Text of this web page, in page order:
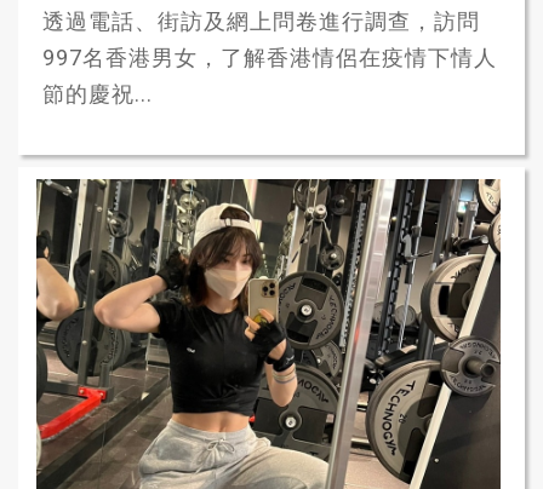
透過電話、街訪及網上問卷進行調查，訪問
997名香港男女，了解香港情侶在疫情下情人
節的慶祝...